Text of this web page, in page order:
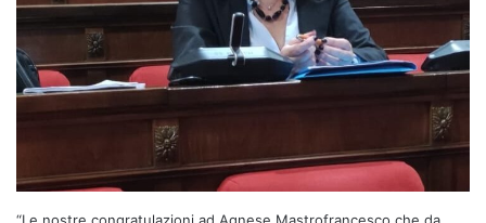
“Le nostre congratulazioni ad Agnese Mastrofrancesco che da